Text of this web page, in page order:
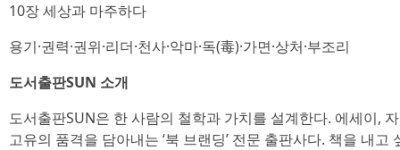
10장 세상과 마주하다
용기·권력·권위·리더·천사·악마·독(毒)·가면·상처·부조리
도서출판SUN 소개
도서출판SUN은 한 사람의 철학과 가치를 설계한다. 에세이,
고유의 품격을 담아내는 ‘북 브랜딩’ 전문 출판사다. 책을 내